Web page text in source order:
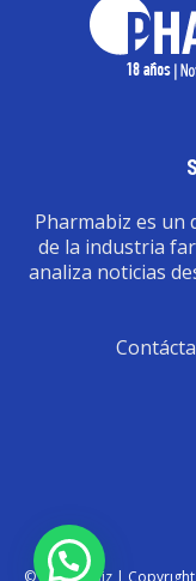
Pharmabiz es un
de la industria
analiza noticias
© Pharmabiz |